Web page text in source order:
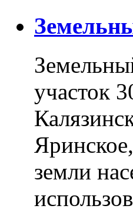
участок
земли